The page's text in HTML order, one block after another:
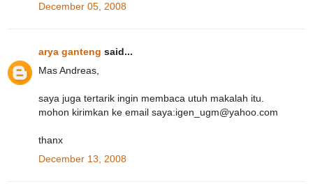
December 05, 2008
arya ganteng said...
Mas Andreas,
saya juga tertarik ingin membaca utuh makalah itu.
mohon kirimkan ke email saya:igen_ugm@yahoo.com
thanx
December 13, 2008